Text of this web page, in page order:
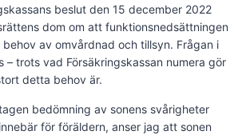
beslut den 15 december 2022
dom om att funktionsnedsättningen
av omvårdnad och tillsyn. Frågan i
– trots vad Försäkringskassan numera gör
detta behov är.
bedömning av sonens svårigheter
för föräldern, anser jag att sonen